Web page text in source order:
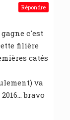
c'est
filière
catés
va
bravo
Répondre